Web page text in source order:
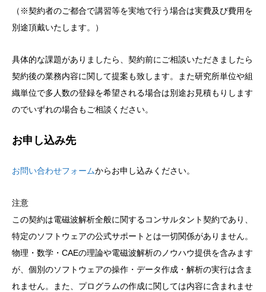
（※契約者のご都合で講習等を実地で行う場合は実費及び費用を
別途頂戴いたします。）
具体的な課題がありましたら、契約前にご相談いただきましたら
契約後の業務内容に関して提案も致します。また研究所単位や組
織単位で多人数の登録を希望される場合は別途お見積もりします
のでいずれの場合もご相談ください。
お申し込み先
お問い合わせフォームからお申し込みください。
注意
この契約は電磁波解析全般に関するコンサルタント契約であり、
特定のソフトウェアの公式サポートとは一切関係がありません。
物理・数学・CAEの理論や電磁波解析のノウハウ提供を含みます
が、個別のソフトウェアの操作・データ作成・解析の実行は含ま
れません。また、プログラムの作成に関しては内容に含まれませ